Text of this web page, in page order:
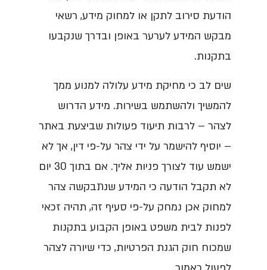
הודעת סירוב לתקן או למחוק מידע, רשאי
מבקש המידע לערער באופן ובדרך שנקבעו
בתקנות.
שים לב כי מחיקת מידע עלולה למנוע ממך
להמשיך ולהשתמש בשירות. מידע הדרוש
לצהר – לרבות תיעוד פעולות שביצעת באתר
– יוסיף להישמר על ידי צהר על-פי דין, אך לא
ישמש עוד לצורך פניות אליך. אם בתוך 30 יום
לא תקבל הודעה כי המידע שנתבקשה צהר
למחוק אכן נמחק על-פי סעיף זה, תהיה זכאי
לפנות לבית משפט באופן הקבוע בתקנות
שמכוח חוק הגנת הפרטיות, כדי שיורה לצהר